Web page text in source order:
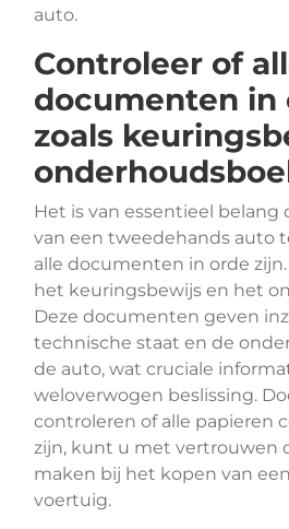
auto.
Controleer of
documenten in
zoals
Het is van essentieel belang
van een tweedehands auto
alle documenten in orde
het keuringsbewijs en het
Deze documenten geven
technische staat en de
de auto, wat cruciale
weloverwogen beslissing.
controleren of alle papieren
zijn, kunt u met vertrouwen
maken bij het kopen van
voertuig.